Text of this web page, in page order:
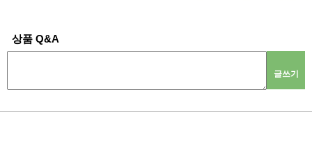
상품 Q&A
글쓰기